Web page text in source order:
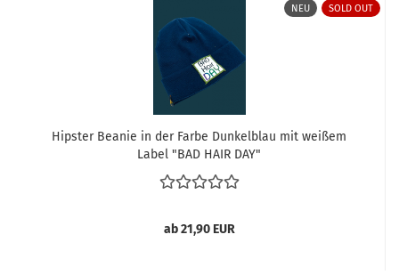
NEU SOLD OUT
Hipster Beanie in der Farbe Dunkelblau mit weißem
Label "BAD HAIR DAY"
ab 21,90 EUR